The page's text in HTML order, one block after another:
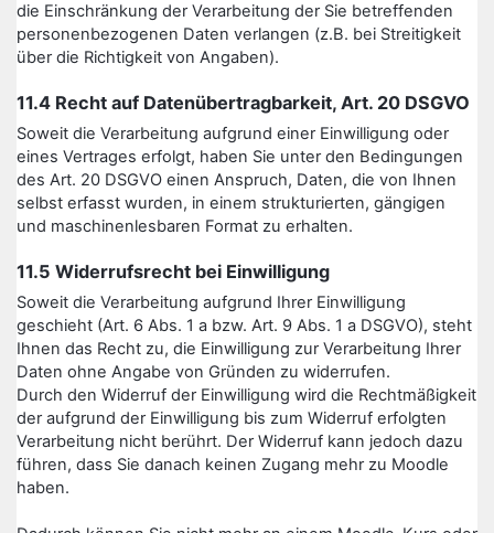
die Einschränkung der Verarbeitung der Sie betreffenden
personenbezogenen Daten verlangen (z.B. bei Streitigkeit
über die Richtigkeit von Angaben).
11.4 Recht auf Datenübertragbarkeit, Art. 20 DSGVO
Soweit die Verarbeitung aufgrund einer Einwilligung oder
eines Vertrages erfolgt, haben Sie unter den Bedingungen
des Art. 20 DSGVO einen Anspruch, Daten, die von Ihnen
selbst erfasst wurden, in einem strukturierten, gängigen
und maschinenlesbaren Format zu erhalten.
11.5 Widerrufsrecht bei Einwilligung
Soweit die Verarbeitung aufgrund Ihrer Einwilligung
geschieht (Art. 6 Abs. 1 a bzw. Art. 9 Abs. 1 a DSGVO), steht
Ihnen das Recht zu, die Einwilligung zur Verarbeitung Ihrer
Daten ohne Angabe von Gründen zu widerrufen.
Durch den Widerruf der Einwilligung wird die Rechtmäßigkeit
der aufgrund der Einwilligung bis zum Widerruf erfolgten
Verarbeitung nicht berührt. Der Widerruf kann jedoch dazu
führen, dass Sie danach keinen Zugang mehr zu Moodle
haben.